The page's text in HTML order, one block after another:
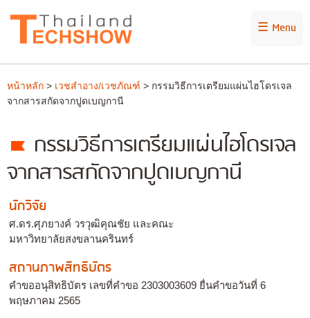
☰ Menu
หน้าหลัก > เวชสำอาง/เวชภัณฑ์ > กรรมวิธีการเตรียมแผ่นไฮโดรเจล
จากสารสกัดจากปูดเบญกานี
กรรมวิธีการเตรียมแผ่นไฮโดรเจล
จากสารสกัดจากปูดเบญกานี
นักวิจัย
ศ.ดร.ศุภยางค์ วรวุฒิคุณชัย และคณะ
มหาวิทยาลัยสงขลานครินทร์
สถานภาพสิทธิบัตร
คำขออนุสิทธิบัตร เลขที่คำขอ 2303003609 ยื่นคำขอวันที่ 6
พฤษภาคม 2565